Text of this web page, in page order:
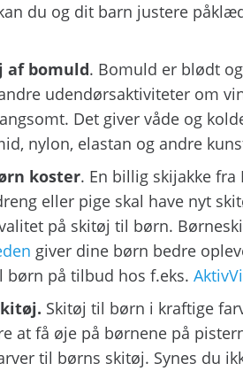
du og dit barn justere
af bomuld. Bomuld er blødt
udendørsaktiviteter om
Det giver våde og
nylon, elastan og andre
koster. En billig skijakke
eller pige skal have nyt
på skitøj til børn.
giver dine børn bedre
på tilbud hos f.eks.
Skitøj til børn i kraftige
at få øje på børnene på
til børns skitøj. Synes du